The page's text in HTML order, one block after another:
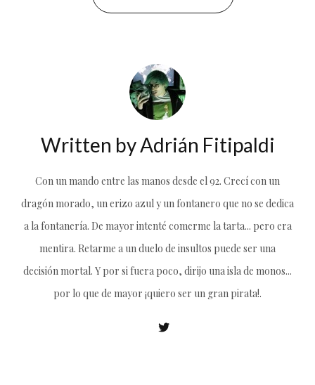
Written byAdrián Fitipaldi
Con un mando entre las manos desde el 92. Crecí con un
dragón morado, un erizo azul y un fontanero que no se dedica
a la fontanería. De mayor intenté comerme la tarta... pero era
mentira. Retarme a un duelo de insultos puede ser una
decisión mortal. Y por si fuera poco, dirijo una isla de monos...
por lo que de mayor ¡quiero ser un gran pirata!.